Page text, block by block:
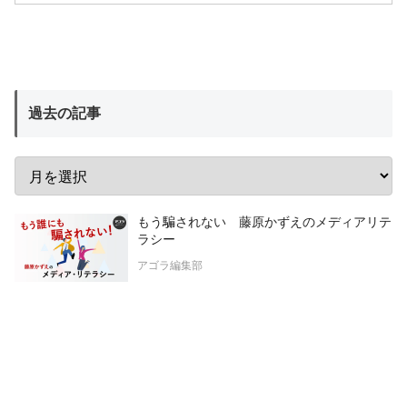
過去の記事
もう騙されない 藤原かずえのメディアリテ
ラシー
アゴラ編集部